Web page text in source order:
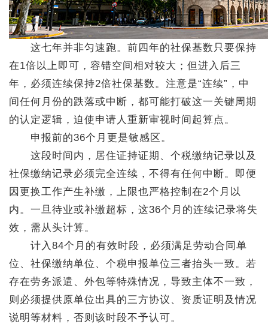
这七年并非匀速跑。前四年的社保基数只要保持
在1倍以上即可，容错空间相对较大；但进入后三
年，必须连续保持2倍社保基数。注意是“连续”，中
间任何月份的跌落或中断，都可能打破这一关键周期
的认定逻辑，迫使申请人重新审视时间起算点。
申报前的36个月更是敏感区。
这段时间内，居住证持证期、个税缴纳记录以及
社保缴纳记录必须完全连续，不得有任何中断。即便
因更换工作产生补缴，上限也严格控制在2个月以
内。一旦待业或补缴超标，这36个月的连续记录将失
效，需从头计算。
计入84个月的有效时段，必须满足劳动合同单
位、社保缴纳单位、个税申报单位三者抬头一致。若
存在劳务派遣、外包等特殊情况，导致主体不一致，
则必须提供原单位出具的三方协议、资质证明及情况
说明等材料，否则该时段不予认可。